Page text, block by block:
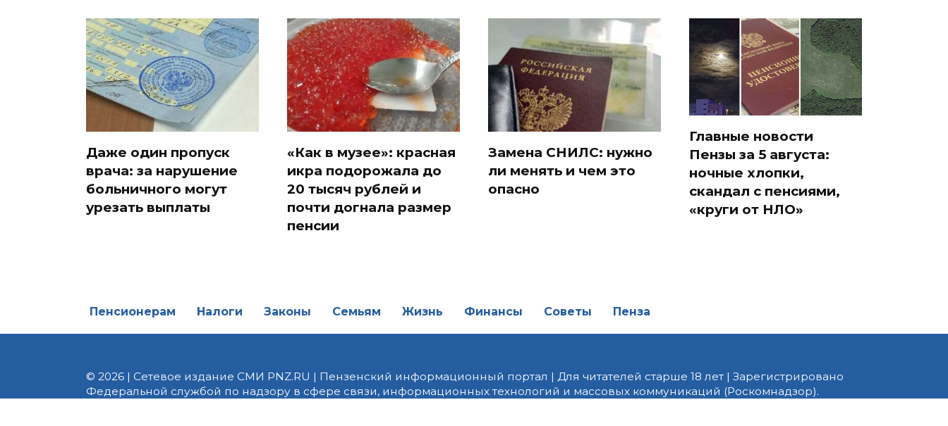
Даже один пропуск
врача: за нарушение
больничного могут
урезать выплаты
«Как в музее»: красная
икра подорожала до
20 тысяч рублей и
почти догнала размер
пенсии
Замена СНИЛС: нужно
ли менять и чем это
опасно
Главные новости
Пензы за 5 августа:
ночные хлопки,
скандал с пенсиями,
«круги от НЛО»
Пенсионерам Налоги Законы Семьям Жизнь Финансы Советы Пенза
© 2026 | Сетевое издание СМИ PNZ.RU | Пензенский информационный портал | Для читателей старше 18 лет | Зарегистрировано
Федеральной службой по надзору в сфере связи, информационных технологий и массовых коммуникаций (Роскомнадзор).